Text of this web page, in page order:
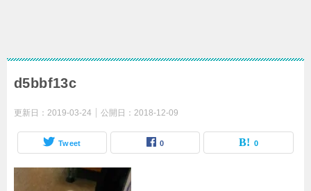
d5bbf13c
更新日： 2019-03-24 公開日： 2018-12-09
Tweet 0 0